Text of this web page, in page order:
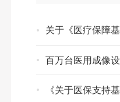
关于《医疗保障
百万台医用成像
《关于医保支持